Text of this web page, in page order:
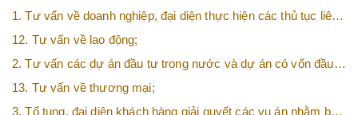
1. Tư vấn về doanh nghiệp, đại diện thực hiện các thủ tục liên
quan tới doanh nghiệp;
12. Tư vấn về lao động;
2. Tư vấn các dự án đầu tư trong nước và dự án có vốn đầu
tư nước ngoài (FDI);
13. Tư vấn về thương mại;
3. Tố tụng, đại diện khách hàng giải quyết các vụ án nhằm bảo